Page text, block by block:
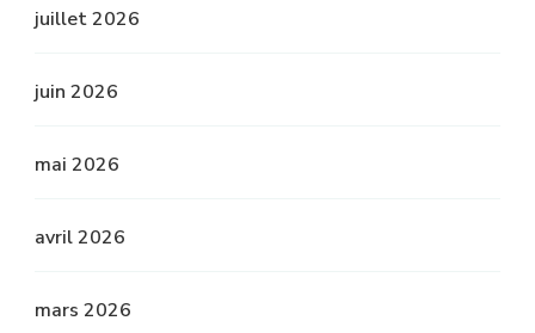
juillet 2026
juin 2026
mai 2026
avril 2026
mars 2026